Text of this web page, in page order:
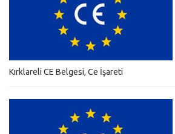
Kırklareli CE Belgesi, Ce İşareti